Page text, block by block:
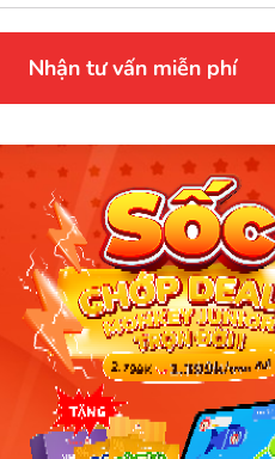
Nhận tư vấn miễn phí